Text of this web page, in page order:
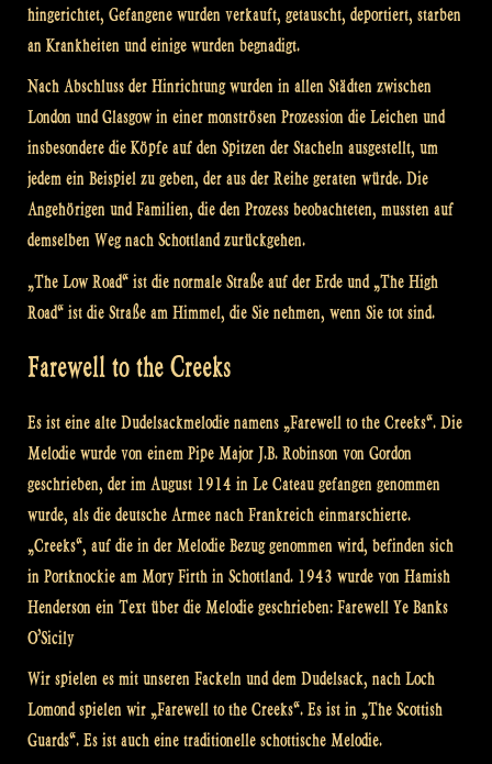
hingerichtet, Gefangene wurden verkauft, getauscht, deportiert, starben
an Krankheiten und einige wurden begnadigt.
Nach Abschluss der Hinrichtung wurden in allen Städten zwischen
London und Glasgow in einer monströsen Prozession die Leichen und
insbesondere die Köpfe auf den Spitzen der Stacheln ausgestellt, um
jedem ein Beispiel zu geben, der aus der Reihe geraten würde. Die
Angehörigen und Familien, die den Prozess beobachteten, mussten auf
demselben Weg nach Schottland zurückgehen.
„The Low Road“ ist die normale Straße auf der Erde und „The High
Road“ ist die Straße am Himmel, die Sie nehmen, wenn Sie tot sind.
Farewell to the Creeks
Es ist eine alte Dudelsackmelodie namens „Farewell to the Creeks“. Die
Melodie wurde von einem Pipe Major J.B. Robinson von Gordon
geschrieben, der im August 1914 in Le Cateau gefangen genommen
wurde, als die deutsche Armee nach Frankreich einmarschierte.
„Creeks“, auf die in der Melodie Bezug genommen wird, befinden sich
in Portknockie am Mory Firth in Schottland. 1943 wurde von Hamish
Henderson ein Text über die Melodie geschrieben: Farewell Ye Banks
O’Sicily
Wir spielen es mit unseren Fackeln und dem Dudelsack, nach Loch
Lomond spielen wir „Farewell to the Creeks“. Es ist in „The Scottish
Guards“. Es ist auch eine traditionelle schottische Melodie.